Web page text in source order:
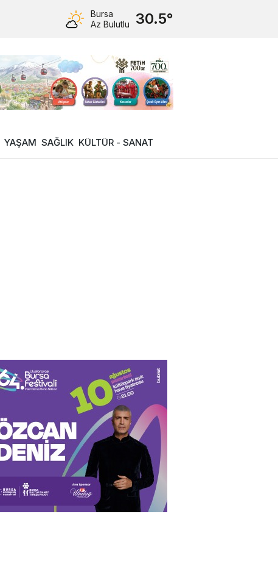
Bursa
Az Bulutlu
30.5°
YAŞAM SAĞLIK KÜLTÜR - SANAT